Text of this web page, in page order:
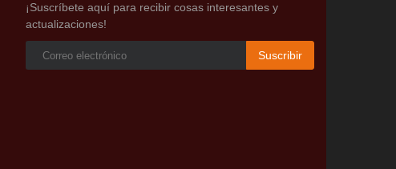
¡Suscríbete aquí para recibir cosas interesantes y
actualizaciones!
Suscribir